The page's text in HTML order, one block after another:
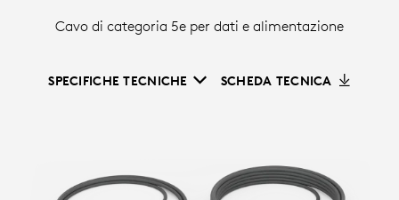
Cavo di categoria 5e per dati e alimentazione
SPECIFICHE TECNICHE SCHEDA TECNICA